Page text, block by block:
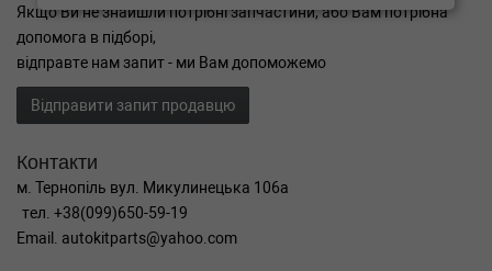
Якщо Ви не знайшли потрібні запчастини, або Вам потрібна
допомога в підборі,
відправте нам запит - ми Вам допоможемо
Відправити запит продавцю
Контакти
м. Тернопіль вул. Микулинецька 106а
тел. +38(099)650-59-19
Email. autokitparts@yahoo.com